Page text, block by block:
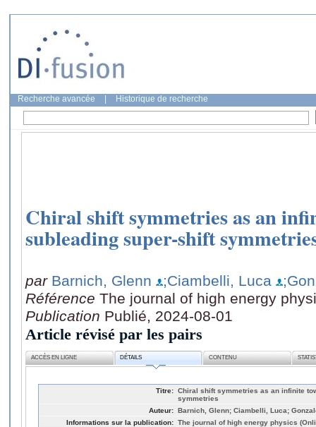
Recherche avancée Historique de recherche
Chiral shift symmetries as an
subleading super-shift
par Barnich, Glenn ;Ciambelli, Luca
Référence The journal of high energy
Publication Publié, 2024-08-01
Article révisé par les pairs
ACCÈS EN LIGNE DÉTAILS CONTENU
Titre: Chiral shift symmetries as an infinite
symmetries
Auteur: Barnich, Glenn; Ciambelli, Luca;
Informations sur la publication: The journal of high energy physics